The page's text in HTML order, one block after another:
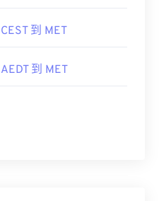
CEST 到 MET
AEDT 到 MET